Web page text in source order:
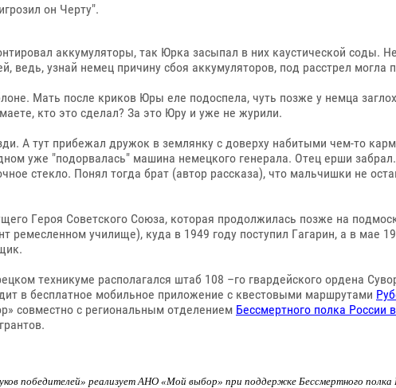
он Черту".
аккумуляторы, так Юрка засыпал в них каустической соды.
ведь, узнай немец причину сбоя аккумуляторов, под расстрел могла
Мать после криков Юры еле подоспела, чуть позже у немца
кто это сделал? За это Юру и уже не журили.
А тут прибежал дружок в землянку с доверху набитыми чем-то
уже "подорвалась" машина немецкого генерала. Отец ерши
стекло. Понял тогда брат (автор рассказа), что мальчишки не
Героя Советского Союза, которая продолжилась позже на
училище), куда в 1949 году поступил Гагарин, а в мае
техникуме располагался штаб 108 –го гвардейского ордена
в бесплатное мобильное приложение с квестовыми маршрутами
совместно с региональным отделением Бессмертного полка России
победителей» реализует АНО «Мой выбор» при поддержке Бессмертного полка